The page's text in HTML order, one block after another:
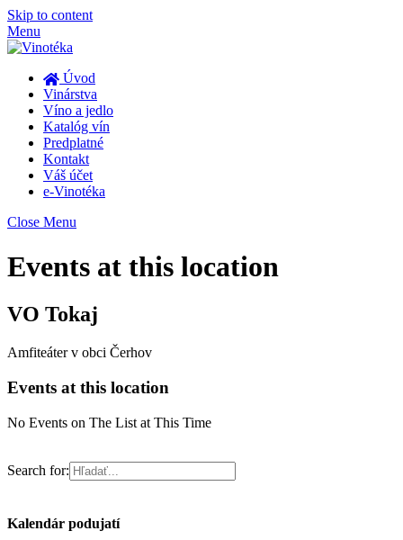
Skip to content
Menu
Úvod
Vinárstva
Víno a jedlo
Katalóg vín
Predplatné
Kontakt
Váš účet
e-Vinotéka
Close Menu
Events at this location
VO Tokaj
Amfiteáter v obci Čerhov
Events at this location
No Events on The List at This Time
Search for:
Kalendár podujatí